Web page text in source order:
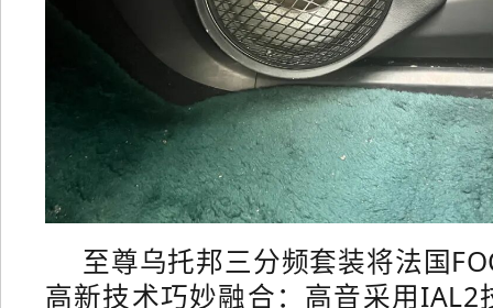
至尊乌托邦三分频套装将法国
高新技术巧妙融合：高音采用IAL2